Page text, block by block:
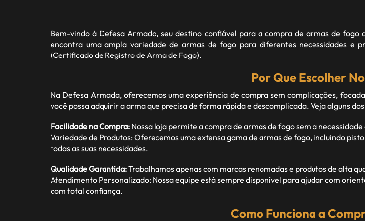
Bem-vindo à Defesa Armada, seu destino confiável para a compra de armas de fogo
encontra uma ampla variedade de armas de fogo para diferentes necessidades e
(Certificado de Registro de Arma de Fogo).
Por Que Escolher
Na Defesa Armada, oferecemos uma experiência de compra sem complicações,
você possa adquirir a arma que precisa de forma rápida e descomplicada. Veja alguns
Facilidade na Compra: Nossa loja permite a compra de armas de fogo sem a
Variedade de Produtos: Oferecemos uma extensa gama de armas de fogo, incluindo
todas as suas necessidades.
Qualidade Garantida:Trabalhamos apenas com marcas renomadas e produtos de alta
Atendimento Personalizado: Nossa equipe está sempre disponível para ajudar com
com total confiança.
Como Funciona a